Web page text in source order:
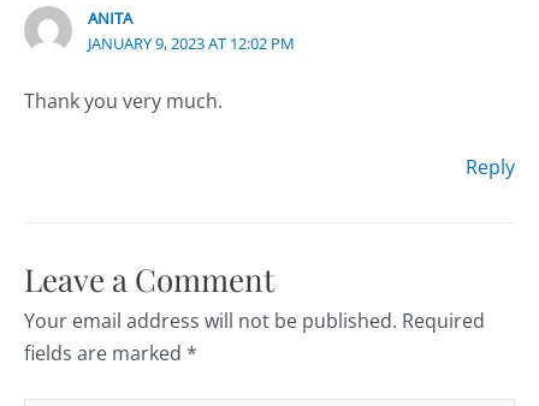
ANITA
JANUARY 9, 2023 AT 12:02 PM
Thank you very much.
Reply
Leave a Comment
Your email address will not be published. Required
fields are marked *